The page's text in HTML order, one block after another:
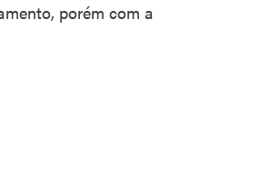
porém com a